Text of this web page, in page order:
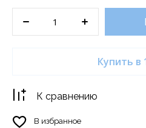
Купить в
К сравнению
В избранное